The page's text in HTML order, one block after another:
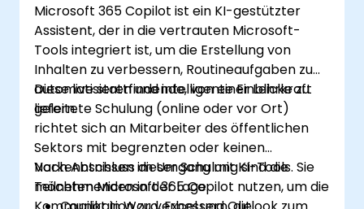
Microsoft 365 Copilot ist ein KI-gestützter
Assistent, der in die vertrauten Microsoft-
Tools integriert ist, um die Erstellung von
Inhalten zu verbessern, Routineaufgaben zu
automatisieren und intelligente Einblicke zu
liefern.
Diese live stattfindende, von einer Lehrkraft
geleitete Schulung (online oder vor Ort)
richtet sich an Mitarbeiter des öffentlichen
Sektors mit begrenzten oder keinen
Vorkenntnissen im Umgang mit KI-Tools. Sie
möchten Microsoft 365 Copilot nutzen, um die
Nach Abschluss dieser Schulung sind die
Teilnehmenden in der Lage: